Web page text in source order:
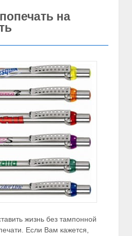
на
жизнь без тампонной
Если Вам кажется,